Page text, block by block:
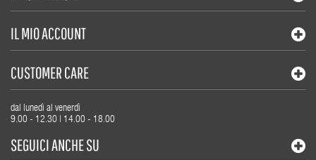
IL MIO ACCOUNT
CUSTOMER CARE
dal lunedì al venerdì
9.00 - 12.30 | 14.00 - 18.00
SEGUICI ANCHE SU